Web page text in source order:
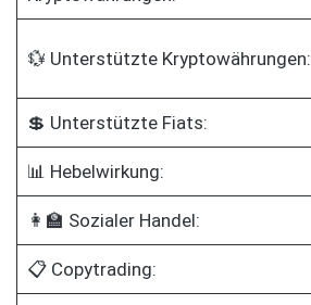
💱 Unterstützte Kryptowährungen:
💲 Unterstützte Fiats:
📊 Hebelwirkung:
👩‍🏫 Sozialer Handel:
📋 Copytrading: